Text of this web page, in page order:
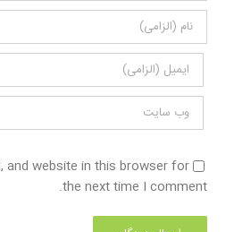
and website in this browser for
the next time I comment.